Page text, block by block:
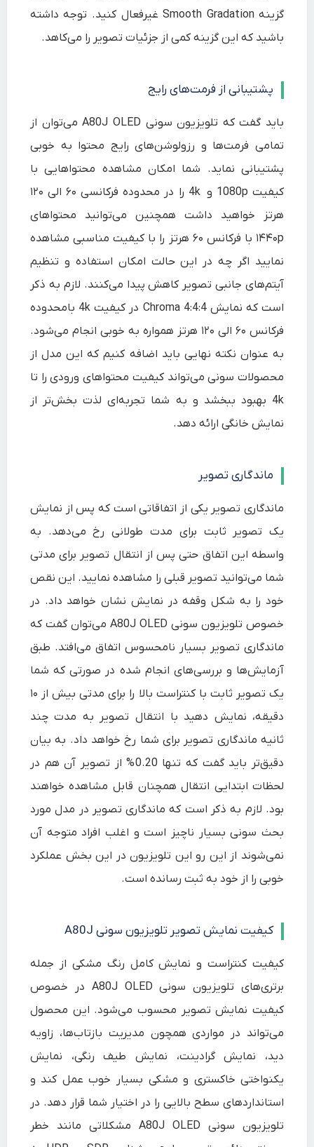
گزینه Smooth Gradation غیرفعال کنید. توجه داشته
باشید که این گزینه کمی از جزئیات تصویر را می‌کاهد.
پشتیبانی از فرمت‌های رایج
باید گفت که تلویزیون سونی A80J OLED می‌توان از
تمامی فرمت‌ها و رزولوشن‌های رایج محتوا به خوبی
پشتیبانی نماید. شما امکان مشاهده محتواهایی با
کیفیت 1080p و 4k را در محدوده فرکانسی ۶۰ الی ۱۲۰
هرتز خواهید داشت همچنین می‌توانید محتواهای
۱۴۴۰p با فرکانس ۶۰ هرتز را با کیفیت مناسبی مشاهده
نمایید اگر چه در این حالت امکان استفاده و تنظیم
آیتم‌های جانبی تصویر کاهش پیدا می‌کنند. لازم به ذکر
است که نمایش Chroma 4:4:4 در کیفیت 4k بامحدوده
فرکانس ۶۰ الی ۱۲۰ هرتز همواره به خوبی انجام می‌شود.
به عنوان نکته نهایی باید اضافه کنیم که این مدل از
محصولات سونی می‌تواند کیفیت محتواهای ورودی را تا
4k بهبود ببخشد و به شما تجربه‌ای لذت بخش‌تر از
نمایش خانگی ارائه دهد.
ماندگاری تصویر
ماندگاری تصویر یکی از اتفاقاتی است که پس از نمایش
یک تصویر ثابت برای مدت طولانی رخ می‌دهد. به
واسطه این اتفاق حتی پس از انتقال تصویر برای مدتی
شما می‌توانید تصویر قبلی را مشاهده نمایید. این نقص
خود را به شکل وقفه در نمایش نشان خواهد داد. در
خصوص تلویزیون سونی A80J OLED می‌توان گفت که
ماندگاری تصویر بسیار نامحسوس اتفاق می‌افتد. طبق
آزمایش‌ها و بررسی‌های انجام شده در صورتی که شما
یک تصویر ثابت با کنتراست بالا را برای مدتی بیش از ۱۰
دقیقه، نمایش دهید با انتقال تصویر به مدت چند
ثانیه ماندگاری تصویر برای شما رخ خواهد داد. به بیان
دقیق‌تر باید گفت که تنها 0.20% از تصویر آن هم در
لحظات ابتدایی انتقال همچنان قابل مشاهده خواهند
بود. لازم به ذکر است که ماندگاری تصویر در مدل مورد
بحث سونی بسیار ناچیز است و اغلب افراد متوجه آن
نمی‌شوند از این رو این تلویزیون در این بخش عملکرد
خوبی را از خود به ثبت رسانده است.
کیفیت نمایش تصویر تلویزیون سونی A80J
کیفیت کنتراست و نمایش کامل رنگ مشکی از جمله
برتری‌های تلویزیون سونی A80J OLED در خصوص
کیفیت نمایش تصویر محسوب می‌شود. این محصول
می‌تواند در مواردی همچون مدیریت بازتاب‌ها، زاویه
دید، نمایش گرادینت، نمایش طیف رنگی، نمایش
یکنواختی خاکستری و مشکی بسیار خوب عمل کند و
استانداردهای سطح بالایی را در اختیار شما قرار دهد. در
تلویزیون سونی A80J OLED مشکلاتی مانند خطر